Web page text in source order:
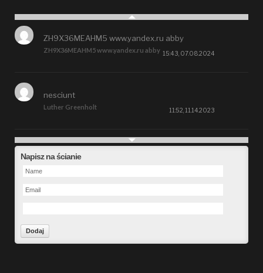
ZH9X36MEAHM5 www.yandex.ru abby
ZH9X36MEAHM5 www.yandex.ru abby
15:43, 07.08.2024
Luther Greenholt
nesciunt
11:52, 11.14.2023
Future
Napisz na ścianie